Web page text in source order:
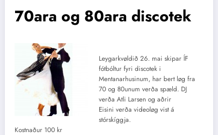
70ara og 80ara discotek
Leygarkvøldið 26. mai skipar ÍF
fótbóltur fyri discotek i
Mentanarhusinum, har bert løg fra
70 og 80unum verða spæld. DJ
verða Atli Larsen og aðrir
Eisini verða videoløg vist á
stórskíggja.
Kostnaður 100 kr